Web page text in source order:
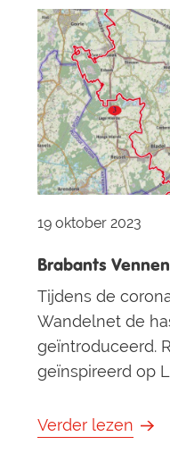
19 oktober 2023
Brabants
Tijdens de
Wandelnet de
geïntroduceerd.
geïnspireerd op
om ook
Verder lezen